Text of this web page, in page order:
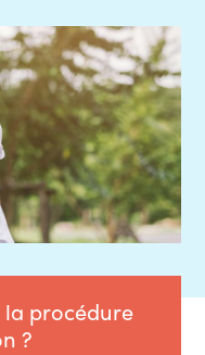
procédure
?